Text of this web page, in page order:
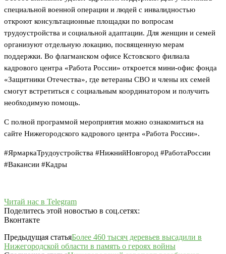
специальной военной операции и людей с инвалидностью
откроют консультационные площадки по вопросам
трудоустройства и социальной адаптации. Для женщин и семей
организуют отдельную локацию, посвященную мерам
поддержки. Во флагманском офисе Кстовского филиала
кадрового центра «Работа России» откроется мини-офис фонда
«Защитники Отечества», где ветераны СВО и члены их семей
смогут встретиться с социальным координатором и получить
необходимую помощь.
С полной программой мероприятия можно ознакомиться на
сайте Нижегородского кадрового центра «Работа России».
#ЯрмаркаТрудоустройства #НижнийНовгород #РаботаРоссии
#Вакансии #Кадры
Читай нас в Telegram
Поделитесь этой новостью в соц.сетях:
Вконтакте
Предыдущая статьяБолее 460 тысяч деревьев высадили в
Нижегородской области в память о героях войны